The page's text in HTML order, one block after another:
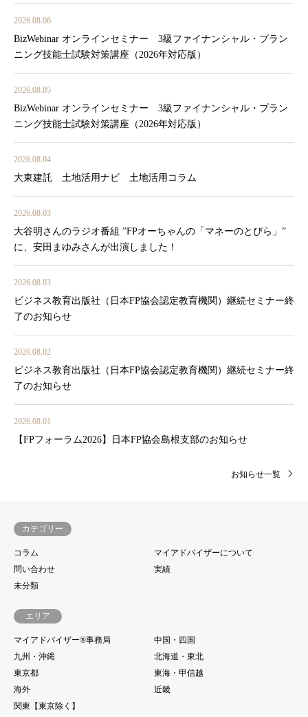
2026.08.06
BizWebinar オンラインセミナー 3級ファイナンシャル・プラン
ニング技能士試験対策講座（2026年対応版）
2026.08.05
BizWebinar オンラインセミナー 3級ファイナンシャル・プラン
ニング技能士試験対策講座（2026年対応版）
2026.08.04
大東建託 土地活用ナビ 土地活用コラム
2026.08.03
大谷明さんのラジオ番組 ”FPオーちゃんの「マネーのとびら」”
に、安田まゆみさんが出演しました！
2026.08.03
ビジネス教育出版社（日本FP協会認定教育機関）継続セミナー終
了のお知らせ
2026.08.02
ビジネス教育出版社（日本FP協会認定教育機関）継続セミナー終
了のお知らせ
2026.08.01
【FPフォーラム2026】日本FP協会島根支部のお知らせ
お知らせ一覧
カテゴリー
コラム
マイアドバイザーについて
問い合わせ
実績
未分類
エリア
マイアドバイザー®事務局
中国・四国
九州・沖縄
北海道・東北
東京都
東海・甲信越
海外
近畿
関東【東京除く】